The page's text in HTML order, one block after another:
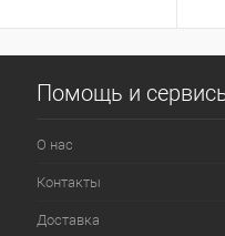
Помощь и
О нас
Контакты
Доставка